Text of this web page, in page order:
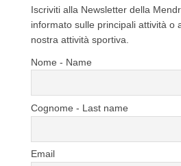
Iscriviti alla Newsletter della
informato sulle principali attività o
nostra attività sportiva.
Nome - Name
Cognome - Last name
Email